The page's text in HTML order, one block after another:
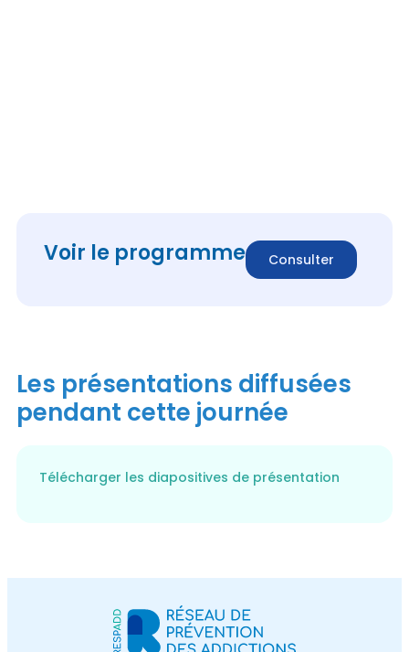
Voir le programme Consulter
Les présentations diffusées
pendant cette journée
Télécharger les diapositives de présentation